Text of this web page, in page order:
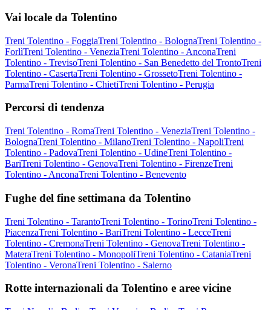
Vai locale da Tolentino
Treni Tolentino - FoggiaTreni Tolentino - BolognaTreni Tolentino -
ForlìTreni Tolentino - VeneziaTreni Tolentino - AnconaTreni
Tolentino - TrevisoTreni Tolentino - San Benedetto del TrontoTreni
Tolentino - CasertaTreni Tolentino - GrossetoTreni Tolentino -
ParmaTreni Tolentino - ChietiTreni Tolentino - Perugia
Percorsi di tendenza
Treni Tolentino - RomaTreni Tolentino - VeneziaTreni Tolentino -
BolognaTreni Tolentino - MilanoTreni Tolentino - NapoliTreni
Tolentino - PadovaTreni Tolentino - UdineTreni Tolentino -
BariTreni Tolentino - GenovaTreni Tolentino - FirenzeTreni
Tolentino - AnconaTreni Tolentino - Benevento
Fughe del fine settimana da Tolentino
Treni Tolentino - TarantoTreni Tolentino - TorinoTreni Tolentino -
PiacenzaTreni Tolentino - BariTreni Tolentino - LecceTreni
Tolentino - CremonaTreni Tolentino - GenovaTreni Tolentino -
MateraTreni Tolentino - MonopoliTreni Tolentino - CataniaTreni
Tolentino - VeronaTreni Tolentino - Salerno
Rotte internazionali da Tolentino e aree vicine